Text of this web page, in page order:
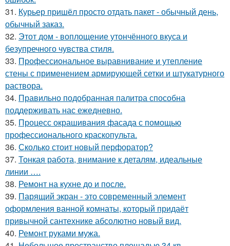
31. Курьер пришёл просто отдать пакет - обычный день,
обычный заказ.
32. Этот дом - воплощение утончённого вкуса и
безупречного чувства стиля.
33. Профессиональное выравнивание и утепление
стены с применением армирующей сетки и штукатурного
раствора.
34. Правильно подобранная палитра способна
поддерживать нас ежедневно.
35. Процесс окрашивания фасада с помощью
профессионального краскопульта.
36. Сколько стоит новый перфоратор?
37. Тонкая работа, внимание к деталям, идеальные
линии ….
38. Ремонт на кухне до и после.
39. Парящий экран - это современный элемент
оформления ванной комнаты, который придаёт
привычной сантехнике абсолютно новый вид.
40. Ремонт руками мужа.